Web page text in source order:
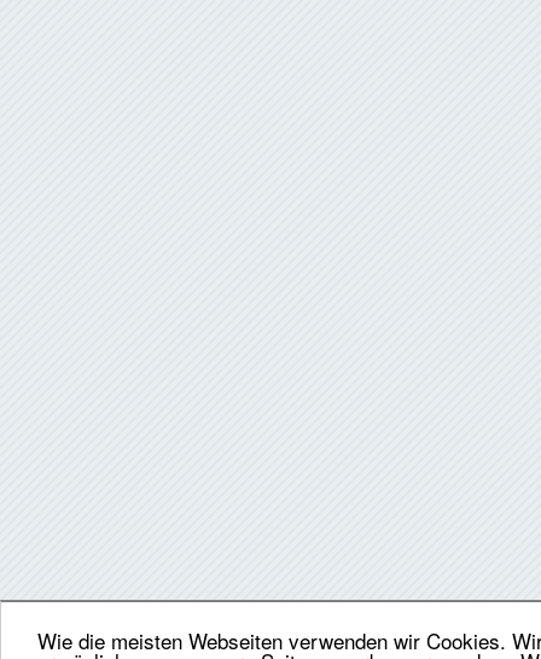
Wie die meisten Webseiten verwenden wir Cookies.